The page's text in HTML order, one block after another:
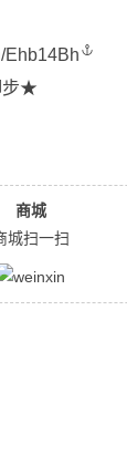
Ehb14Bh
步★
商城
城扫一扫